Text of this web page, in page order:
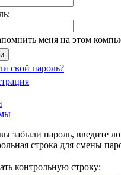
меня на этом
свой пароль?
забыли пароль, введите
строка для смены
контрольную строку: